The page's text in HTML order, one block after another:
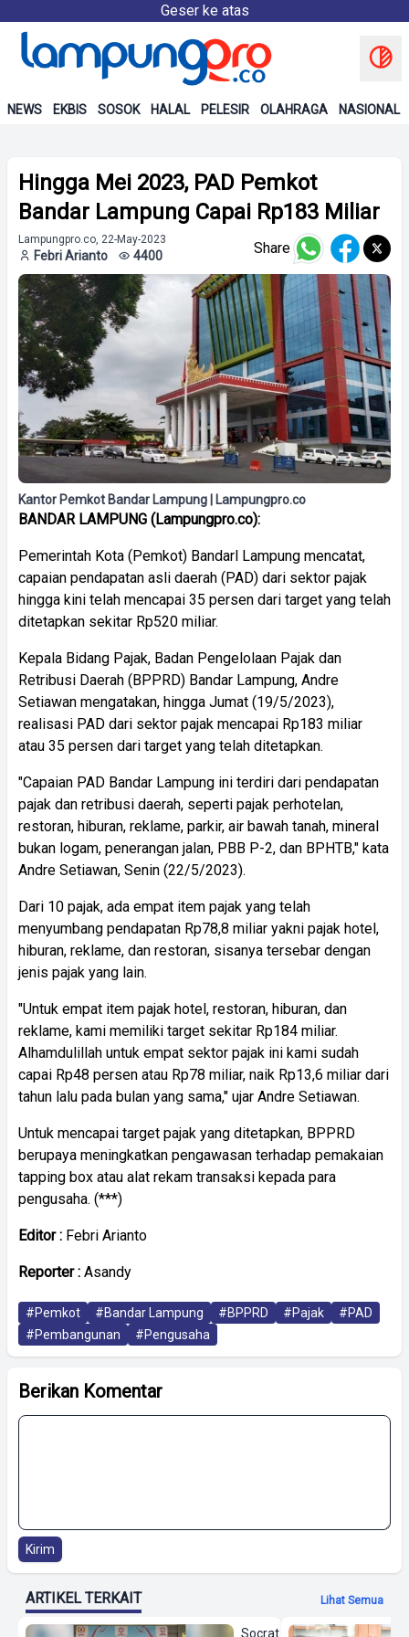
Geser ke atas
NEWS EKBIS SOSOK HALAL PELESIR OLAHRAGA NASIONAL
Hingga Mei 2023, PAD Pemkot
Bandar Lampung Capai Rp183 Miliar
Lampungpro.co, 22-May-2023
Febri Arianto 4400 Share
Kantor Pemkot Bandar Lampung | Lampungpro.co
BANDAR LAMPUNG (Lampungpro.co):
Pemerintah Kota (Pemkot) Bandarl Lampung mencatat,
capaian pendapatan asli daerah (PAD) dari sektor pajak
hingga kini telah mencapai 35 persen dari target yang telah
ditetapkan sekitar Rp520 miliar.
Kepala Bidang Pajak, Badan Pengelolaan Pajak dan
Retribusi Daerah (BPPRD) Bandar Lampung, Andre
Setiawan mengatakan, hingga Jumat (19/5/2023),
realisasi PAD dari sektor pajak mencapai Rp183 miliar
atau 35 persen dari target yang telah ditetapkan.
"Capaian PAD Bandar Lampung ini terdiri dari pendapatan
pajak dan retribusi daerah, seperti pajak perhotelan,
restoran, hiburan, reklame, parkir, air bawah tanah, mineral
bukan logam, penerangan jalan, PBB P-2, dan BPHTB," kata
Andre Setiawan, Senin (22/5/2023).
Dari 10 pajak, ada empat item pajak yang telah
menyumbang pendapatan Rp78,8 miliar yakni pajak hotel,
hiburan, reklame, dan restoran, sisanya tersebar dengan
jenis pajak yang lain.
"Untuk empat item pajak hotel, restoran, hiburan, dan
reklame, kami memiliki target sekitar Rp184 miliar.
Alhamdulillah untuk empat sektor pajak ini kami sudah
capai Rp48 persen atau Rp78 miliar, naik Rp13,6 miliar dari
tahun lalu pada bulan yang sama," ujar Andre Setiawan.
Untuk mencapai target pajak yang ditetapkan, BPPRD
berupaya meningkatkan pengawasan terhadap pemakaian
tapping box atau alat rekam transaksi kepada para
pengusaha. (***)
Editor : Febri Arianto
Reporter : Asandy
#Pemkot #Bandar Lampung #BPPRD #Pajak
#PAD
#Pembangunan
#Pengusaha
Berikan Komentar
Kirim
ARTIKEL TERKAIT Lihat Semua
Socrat